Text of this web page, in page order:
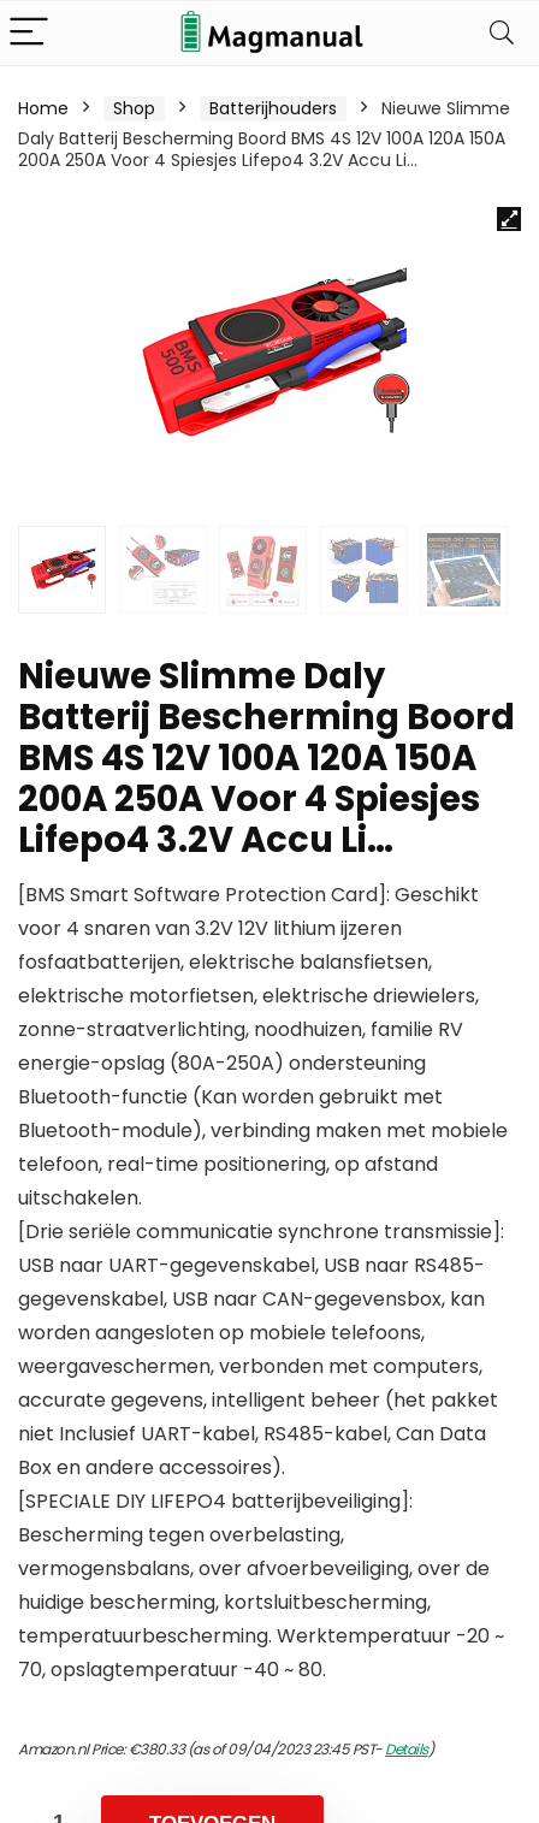
Home Shop Batterijhouders
Nieuwe Slimme
Daly Batterij Bescherming Boord BMS 4S 12V 100A 120A 150A
200A 250A Voor 4 Spiesjes Lifepo4 3.2V Accu Li…
Nieuwe Slimme Daly
Batterij Bescherming Boord
BMS 4S 12V 100A 120A 150A
200A 250A Voor 4 Spiesjes
Lifepo4 3.2V Accu Li…
[BMS Smart Software Protection Card]: Geschikt
voor 4 snaren van 3.2V 12V lithium ijzeren
fosfaatbatterijen, elektrische balansfietsen,
elektrische motorfietsen, elektrische driewielers,
zonne-straatverlichting, noodhuizen, familie RV
energie-opslag (80A-250A) ondersteuning
Bluetooth-functie (Kan worden gebruikt met
Bluetooth-module), verbinding maken met mobiele
telefoon, real-time positionering, op afstand
uitschakelen.
[Drie seriële communicatie synchrone transmissie]:
USB naar UART-gegevenskabel, USB naar RS485-
gegevenskabel, USB naar CAN-gegevensbox, kan
worden aangesloten op mobiele telefoons,
weergaveschermen, verbonden met computers,
accurate gegevens, intelligent beheer (het pakket
niet Inclusief UART-kabel, RS485-kabel, Can Data
Box en andere accessoires).
[SPECIALE DIY LIFEPO4 batterijbeveiliging]:
Bescherming tegen overbelasting,
vermogensbalans, over afvoerbeveiliging, over de
huidige bescherming, kortsluitbescherming,
temperatuurbescherming. Werktemperatuur -20 ~
70, opslagtemperatuur -40 ~ 80.
Amazon.nl Price:€380.33(as of 09/04/2023 23:45 PST-Details)